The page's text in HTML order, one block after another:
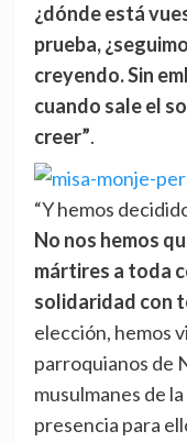
¿dónde está
prueba,
creyendo. Sin
cuando sale el
creer”.
“Y hemos
No nos hemos
mártires a toda
solidaridad con
elección, hemos
parroquianos de
musulmanes de
presencia para